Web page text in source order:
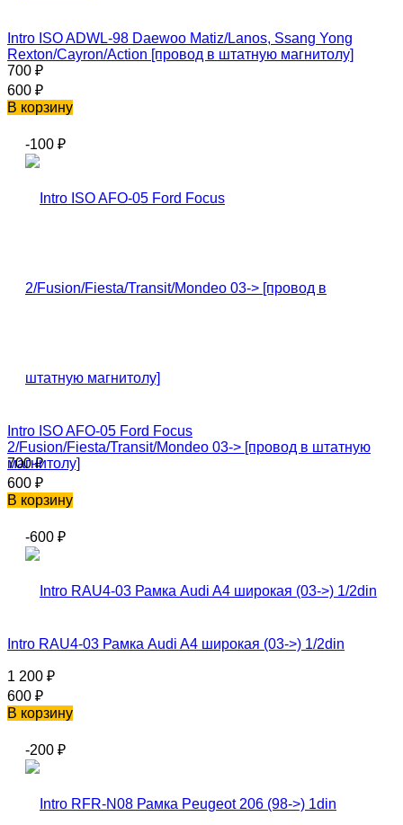
Intro ISO ADWL-98 Daewoo Matiz/Lanos, Ssang Yong
Rexton/Cayron/Action [провод в штатную магнитолу]
700 ₽
600 ₽
В корзину
-100 ₽
Intro ISO AFO-05 Ford Focus
2/Fusion/Fiesta/Transit/Mondeo 03-> [провод в штатную
магнитолу]
700₽
600 ₽
В корзину
-600 ₽
Intro RAU4-03 Рамка Audi A4 широкая (03->) 1/2din
1 200 ₽
600 ₽
В корзину
-200 ₽